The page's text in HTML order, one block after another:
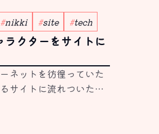
nikki site tech
クターをサイトに
ネットを彷徨っていた
サイトに流れついた。